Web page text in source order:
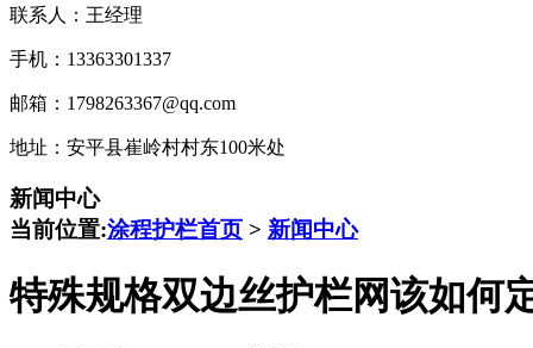
联系人：王经理
手机：13363301337
邮箱：1798263367@qq.com
地址：安平县崔岭村村东100米处
新闻中心
当前位置:涂程护栏首页 > 新闻中心
特殊规格双边丝护栏网该如何